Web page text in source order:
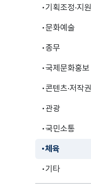
기획조정·지원
문화예술
종무
국제문화홍보
콘텐츠·저작
관광
국민소통
체육
기타